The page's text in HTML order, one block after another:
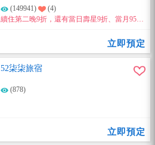
(149941)
(4)
續住第二晚9折，還有當日壽星9折、當月95折
立即預定
52柒柒旅宿
(878)
立即預定